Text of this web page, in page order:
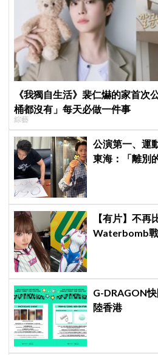
《我獨自生活》裴仁爀的家首次
桶都沒有」每天必做一件事
綜藝
公演第一、運
東海：「離別
【有片】不再
Waterbomb戰
G-DRAGON
陸香港